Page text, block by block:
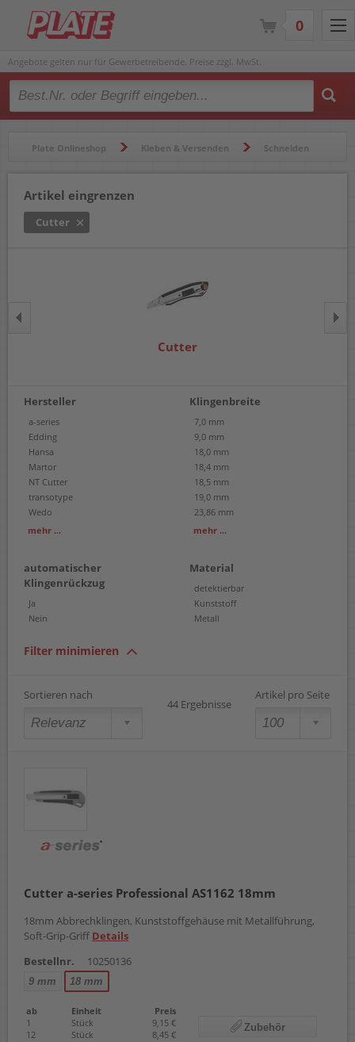
Angebote gelten nur für Gewerbetreibende. Preise zzgl. MwSt.
Type 2 or more characters for results.
Plate Onlineshop Kleben & Versenden Schneiden
Artikel eingrenzen
Cutter
Cutter
Hersteller
a-series
Edding
Hansa
Martor
NT Cutter
transotype
Wedo
Westcott
mehr ...
Klingenbreite
7,0 mm
9,0 mm
18,0 mm
18,4 mm
18,5 mm
19,0 mm
23,86 mm
25,85 mm
mehr ...
automatischer
Klingenrückzug
Ja
Nein
Material
detektierbar
Kunststoff
Metall
Filter minimieren
Sortieren nach
44 Ergebnisse
Artikel pro Seite
Cutter a-series Professional AS1162 18mm
18mm Abbrechklingen, Kunststoffgehäuse mit Metallführung,
Soft-Grip-Griff Details
Bestellnr.
10250136
9 mm 18 mm
ab Einheit
Preis
1
Stück
9,15 €
12
Stück 8,45 €
Zubehör
0